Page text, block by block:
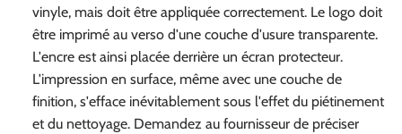
vinyle, mais doit être appliquée correctement. Le logo doit
être imprimé au verso d'une couche d'usure transparente.
L'encre est ainsi placée derrière un écran protecteur.
L'impression en surface, même avec une couche de
finition, s'efface inévitablement sous l'effet du piétinement
et du nettoyage. Demandez au fournisseur de préciser